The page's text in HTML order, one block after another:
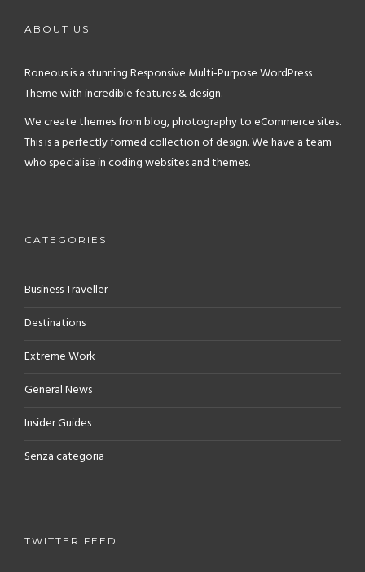
ABOUT US
Roneous is a stunning Responsive Multi-Purpose WordPress
Theme with incredible features & design.
We create themes from blog, photography to eCommerce sites.
This is a perfectly formed collection of design. We have a team
who specialise in coding websites and themes.
CATEGORIES
Business Traveller
Destinations
Extreme Work
General News
Insider Guides
Senza categoria
TWITTER FEED